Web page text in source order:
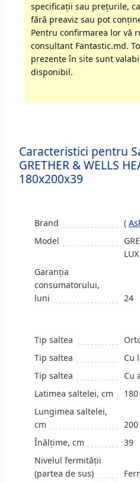
specificaţii sau preţurile,
fără preaviz sau pot
Pentru confirmarea lor vă
consultant Fantastic.md.
prezente în site sunt
disponibil.
Caracteristici pentru
GRETHER & WELLS
180x200x39
Brand (
Model
LUX
Garanția
consumatorului,
luni
24
Tip saltea
Tip saltea
Cu
Tip saltea
Cu
Latimea saltelei, cm
180
Lungimea saltelei,
cm
200
Înălțime, сm
39
Nivelul fermității
(partea de sus)